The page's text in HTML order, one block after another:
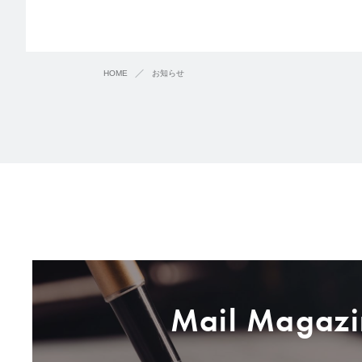
HOME お知らせ
Mail